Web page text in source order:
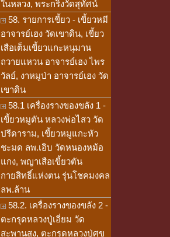
ในหลวง, พระกริ่งวัดสุทัศน์
58. รายการเขี้ยว - เขี้ยวหมี
อาจารย์เฮง วัดเขาดิน, เขี้ยว
เสือเต็มเขี้ยวแกะหนุมาน
ถวายแหวน อาจารย์เฮง ไพร
วัลย์, งาหมูป่า อาจารย์เฮง วัด
เขาดิน
58.1 เครื่องรางของขลัง 1 -
เขี้ยวหมูตัน หลวงพ่อไสว วัด
ปรีดาราม, เขี้ยวหมูแกะหัว
ชะมด ลพ.เอิบ วัดหนองหม้อ
แกง, พญาเสือเขี้ยวตัน
กายสิทธิ์แห่งตน รุ่นโชคมงคล
ลพ.ล้าน
58.2. เครื่องรางของขลัง 2 -
ตะกรุดหลวงปู่เอี่ยม วัด
สะพานสูง, ตะกรุดหลวงปู่ศุข